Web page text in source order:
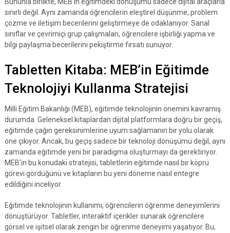
sınırlı değil. Aynı zamanda öğrencilerin eleştirel düşünme, problem
çözme ve iletişim becerilerini geliştirmeye de odaklanıyor. Sanal
sınıflar ve çevrimiçi grup çalışmaları, öğrencilere işbirliği yapma ve
bilgi paylaşma becerilerini pekiştirme fırsatı sunuyor.
Tabletten Kitaba: MEB’in Eğitimde
Teknolojiyi Kullanma Stratejisi
Milli Eğitim Bakanlığı (MEB), eğitimde teknolojinin önemini kavramış
durumda. Geleneksel kitaplardan dijital platformlara doğru bir geçiş,
eğitimde çağın gereksinimlerine uyum sağlamanın bir yolu olarak
öne çıkıyor. Ancak, bu geçiş sadece bir teknoloji dönüşümü değil, aynı
zamanda eğitimde yeni bir paradigma oluşturmayı da gerektiriyor.
MEB'in bu konudaki stratejisi, tabletlerin eğitimde nasıl bir köprü
görevi gördüğünü ve kitapların bu yeni döneme nasıl entegre
edildiğini inceliyor.
Eğitimde teknolojinin kullanımı, öğrencilerin öğrenme deneyimlerini
dönüştürüyor. Tabletler, interaktif içerikler sunarak öğrencilere
görsel ve işitsel olarak zengin bir öğrenme deneyimi yaşatıyor. Bu,